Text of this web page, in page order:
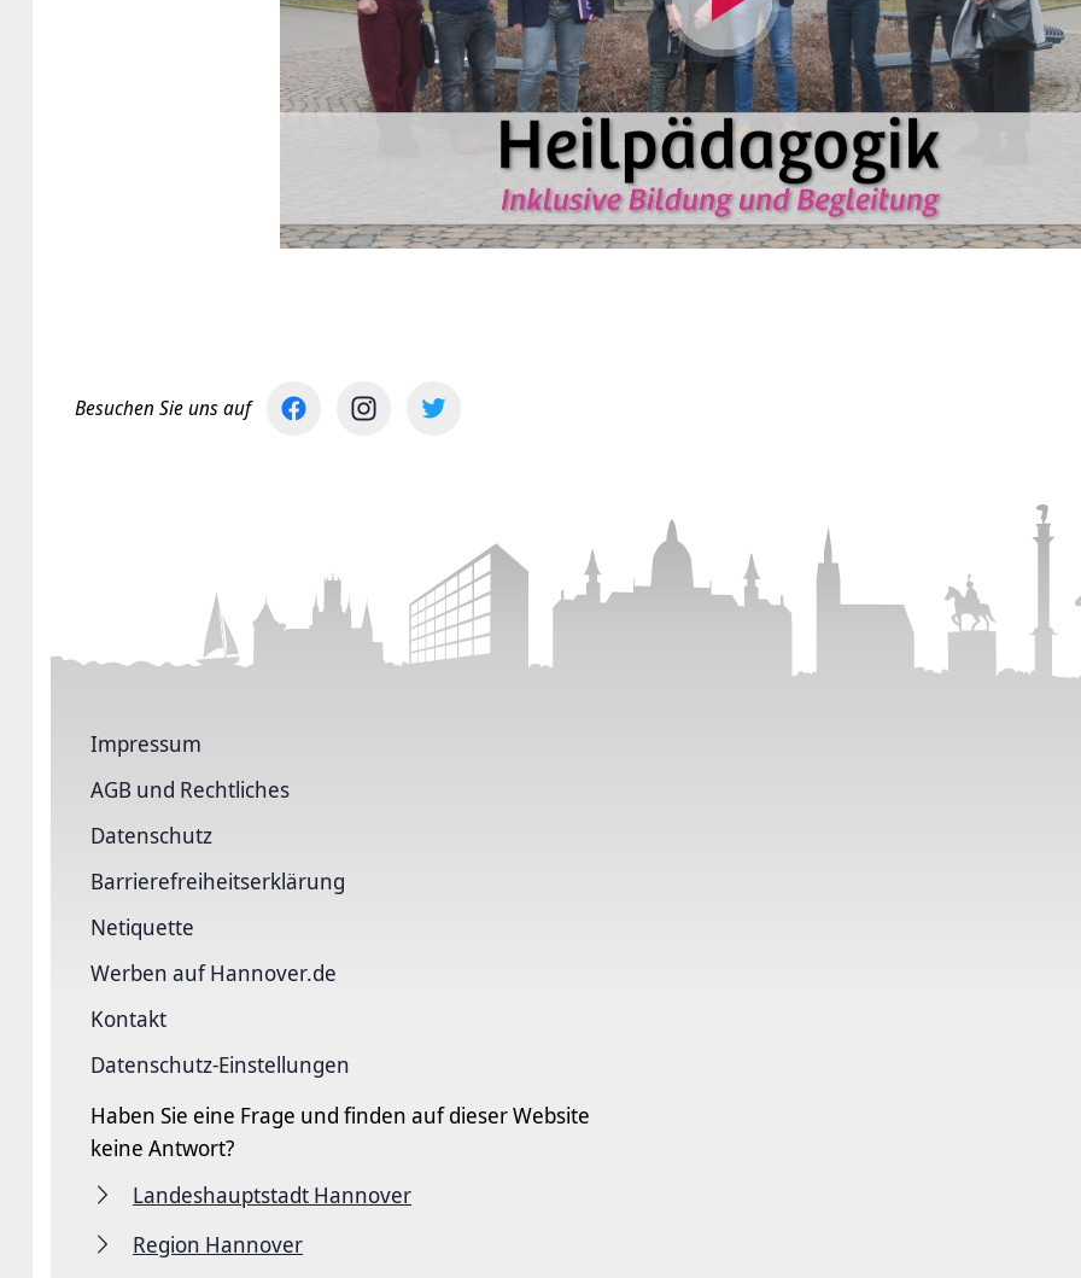
Video
abspielen
Besuchen Sie uns auf
Impressum
AGB und Rechtliches
Datenschutz
Barriere­freiheits­erklärung
Netiquette
Werben auf Hannover.de
Kontakt
Datenschutz-Einstellungen
Haben Sie eine Frage und finden auf dieser Website
keine Antwort?
Landeshauptstadt Hannover
Region Hannover